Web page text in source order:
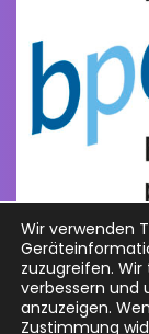
Wir verwenden
zuzugreifen. Wir
verbessern und
anzuzeigen.
Zustimmung